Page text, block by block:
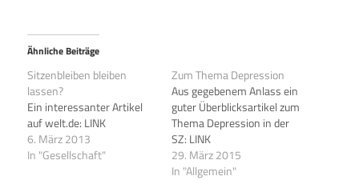
Ähnliche Beiträge
Sitzenbleiben bleiben
lassen?
Ein interessanter Artikel
auf welt.de: LINK
6. März 2013
In "Gesellschaft"
Zum Thema Depression
Aus gegebenem Anlass ein
guter Überblicksartikel zum
Thema Depression in der
SZ: LINK
29. März 2015
In "Allgemein"